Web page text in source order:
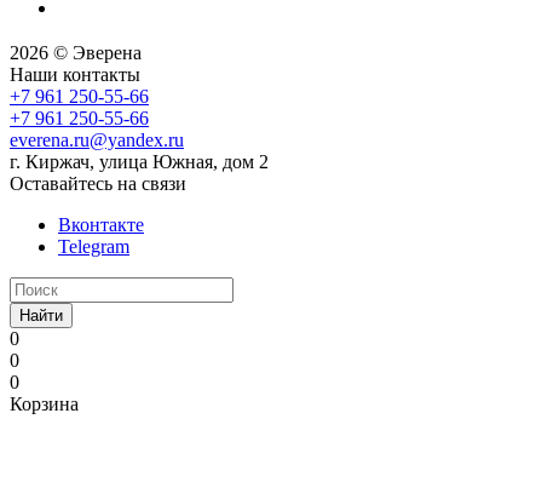
2026 © Эверена
Наши контакты
+7 961 250-55-66
+7 961 250-55-66
everena.ru@yandex.ru
г. Киржач, улица Южная, дом 2
Оставайтесь на связи
Вконтакте
Telegram
Найти
0
0
0
Корзина